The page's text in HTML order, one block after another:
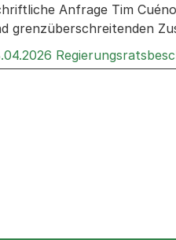
Anfrage Tim
grenzüberschreitenden